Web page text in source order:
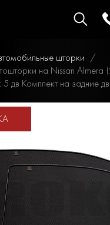
шторки
на Nissan
дв Комплект на задние